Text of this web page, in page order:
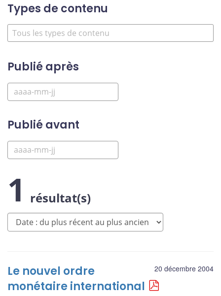
Types de contenu
Publié après
Publié avant
1 résultat(s)
20 décembre 2004
Le nouvel ordre
monétaire international